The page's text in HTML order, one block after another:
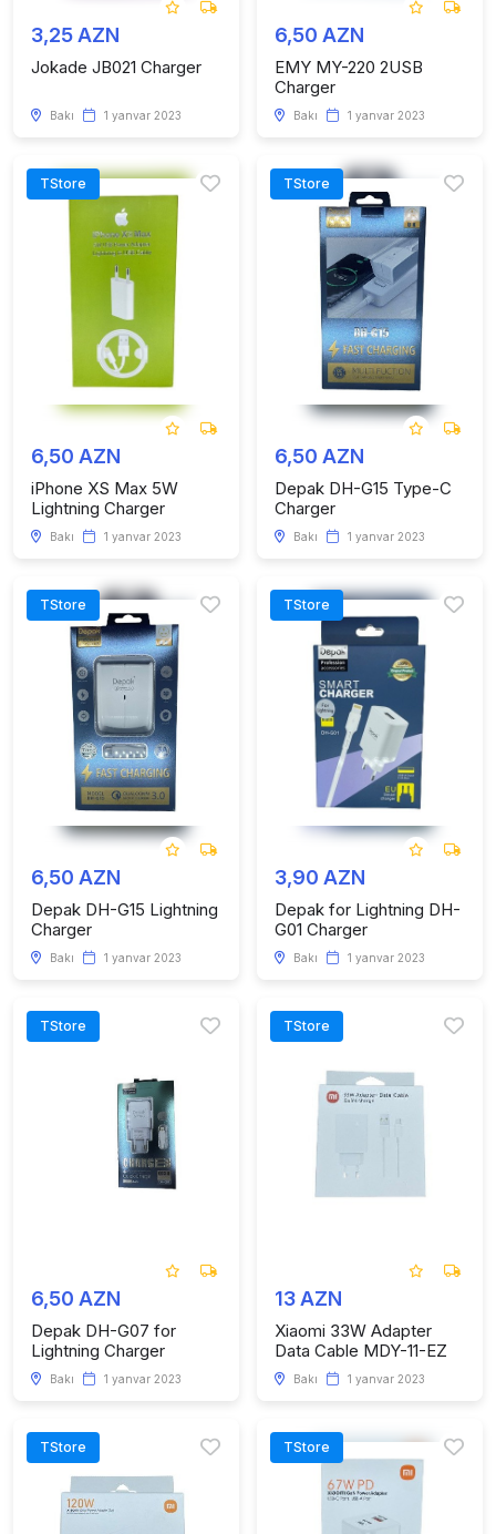
3,25 AZN
Jokade JB021 Charger
Bakı 1 yanvar 2023
6,50 AZN
EMY MY-220 2USB
Charger
Bakı 1 yanvar 2023
TStore
6,50 AZN
iPhone XS Max 5W
Lightning Charger
Bakı 1 yanvar 2023
TStore
6,50 AZN
Depak DH-G15 Type-C
Charger
Bakı 1 yanvar 2023
TStore
6,50 AZN
Depak DH-G15 Lightning
Charger
Bakı 1 yanvar 2023
TStore
3,90 AZN
Depak for Lightning DH-
G01 Charger
Bakı 1 yanvar 2023
TStore
6,50 AZN
Depak DH-G07 for
Lightning Charger
Bakı 1 yanvar 2023
TStore
13 AZN
Xiaomi 33W Adapter
Data Cable MDY-11-EZ
Bakı 1 yanvar 2023
TStore TStore